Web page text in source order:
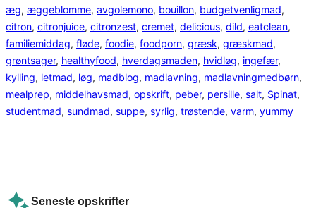
æg, æggeblomme, avgolemono, bouillon, budgetvenligmad
citron, citronjuice, citronzest, cremet, delicious, dild, eatclean
familiemiddag, fløde, foodie, foodporn, græsk, græskmad
grøntsager, healthyfood, hverdagsmaden, hvidløg, ingefær
kylling, letmad, løg, madblog, madlavning, madlavningmedbørn
mealprep, middelhavsmad, opskrift, peber, persille, salt, Spinat
studentmad, sundmad, suppe, syrlig, trøstende, varm, yummy
Seneste opskrifter